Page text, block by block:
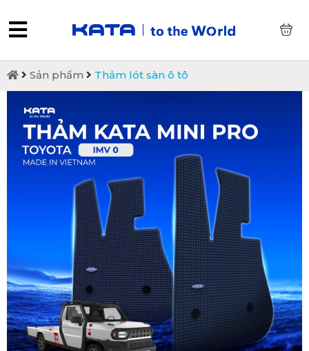
Sản phẩm Thảm lót sàn ô tô